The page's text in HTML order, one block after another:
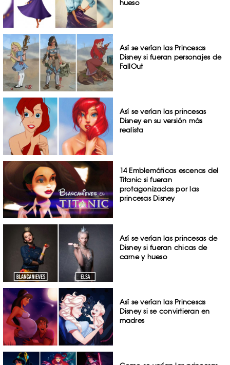
hueso
Así se verían las Princesas
Disney si fueran personajes de
FallOut
Así se verían las princesas
Disney en su versión más
realista
14 Emblemáticas escenas del
Titanic si fueran
protagonizadas por las
princesas Disney
Así se verían las princesas de
Disney si fueran chicas de
carne y hueso
Así se verían las Princesas
Disney si se convirtieran en
madres